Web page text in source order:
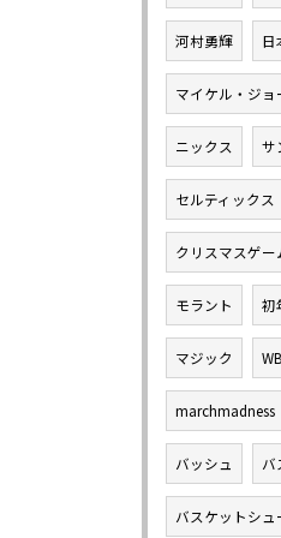
河村勇輝 日
マイケル・ジョ
ニックス サ
セルティックス
クリスマスゲー
モラント 初
マジック
marchmadness
バッシュ バ
バスケットシュ